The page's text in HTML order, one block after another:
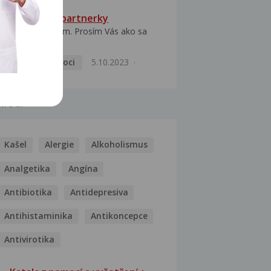
HPV typ 52 u partnerky
Dobrý deň prajem. Prosím Vás ako sa
Pohlavní nemoci
5.10.2023
Kašel Alergie Alkoholismus
Analgetika Angína
Antibiotika Antidepresiva
Antihistaminika Antikoncepce
Antivirotika